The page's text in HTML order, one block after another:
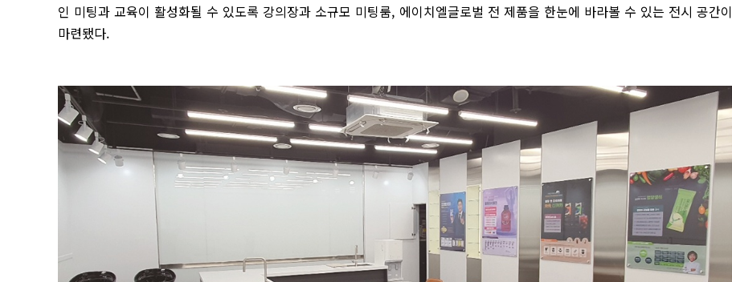
인 미팅과 교육이 활성화될 수 있도록 강의장과 소규모 미팅룸, 에이치엘글로벌 전 제품을 한눈에 바라볼 수 있는 전시 공간이
마련됐다.